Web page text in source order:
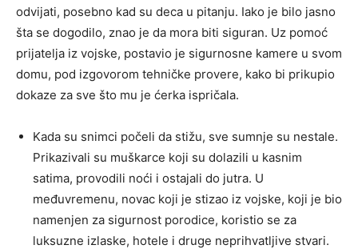
odvijati, posebno kad su deca u pitanju. Iako je bilo jasno
šta se dogodilo, znao je da mora biti siguran. Uz pomoć
prijatelja iz vojske, postavio je sigurnosne kamere u svom
domu, pod izgovorom tehničke provere, kako bi prikupio
dokaze za sve što mu je ćerka ispričala.
Kada su snimci počeli da stižu, sve sumnje su nestale.
Prikazivali su muškarce koji su dolazili u kasnim
satima, provodili noći i ostajali do jutra. U
međuvremenu, novac koji je stizao iz vojske, koji je bio
namenjen za sigurnost porodice, koristio se za
luksuzne izlaske, hotele i druge neprihvatljive stvari.